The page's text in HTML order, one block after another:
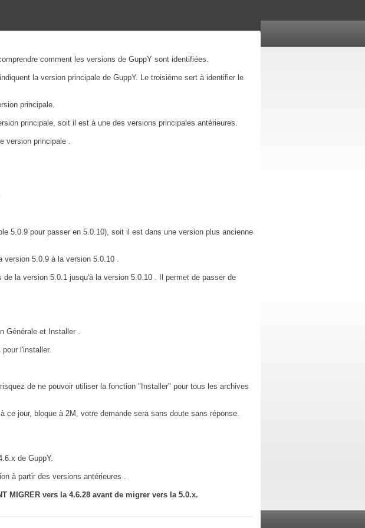
comment les versions de GuppY sont identifiées.
la version principale de GuppY. Le troisième sert à identifier le
principale.
principale, soit il est à une des versions principales antérieures.
version principale .
5.0.9 pour passer en 5.0.10), soit il est dans une version plus ancienne
version 5.0.9 à la version 5.0.10 .
la version 5.0.1 jusqu'à la version 5.0.10 . Il permet de passer de
Générale et Installer .
l'installer.
de ne pouvoir utiliser la fonction "Installer" pour tous les archives
ce jour, bloque à 2M, votre demande sera sans doute sans réponse.
de GuppY.
à partir des versions antérieures .
MIGRER vers la 4.6.28 avant de migrer vers la 5.0.x.